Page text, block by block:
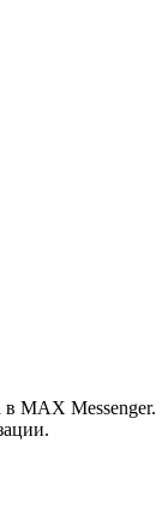
MAX Messenger.